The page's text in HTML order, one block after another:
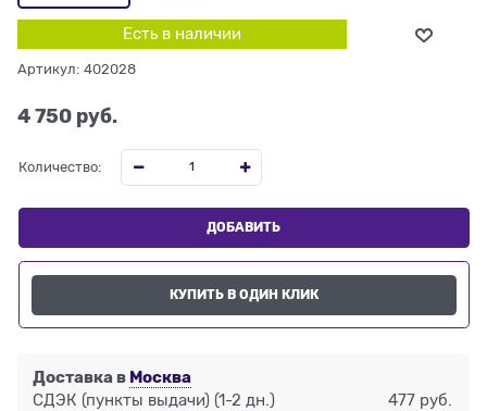
Есть в наличии
Артикул: 402028
4 750 руб.
Количество:
ДОБАВИТЬ
КУПИТЬ В ОДИН КЛИК
Доставка в Москва
СДЭК (пункты выдачи) (1-2 дн.)
477 руб.